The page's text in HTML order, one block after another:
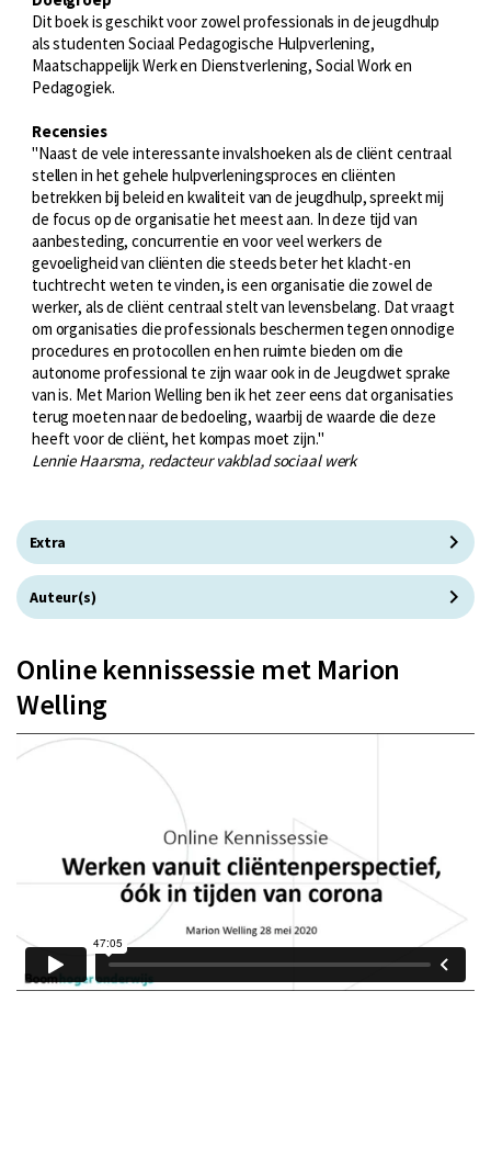
Dit boek is geschikt voor zowel professionals in de jeugdhulp
als studenten Sociaal Pedagogische Hulpverlening,
Maatschappelijk Werk en Dienstverlening, Social Work en
Pedagogiek.
Recensies
"Naast de vele interessante invalshoeken als de cliënt centraal
stellen in het gehele hulpverleningsproces en cliënten
betrekken bij beleid en kwaliteit van de jeugdhulp, spreekt mij
de focus op de organisatie het meest aan. In deze tijd van
aanbesteding, concurrentie en voor veel werkers de
gevoeligheid van cliënten die steeds beter het klacht-en
tuchtrecht weten te vinden, is een organisatie die zowel de
werker, als de cliënt centraal stelt van levensbelang. Dat vraagt
om organisaties die professionals beschermen tegen onnodige
procedures en protocollen en hen ruimte bieden om die
autonome professional te zijn waar ook in de Jeugdwet sprake
van is. Met Marion Welling ben ik het zeer eens dat organisaties
terug moeten naar de bedoeling, waarbij de waarde die deze
heeft voor de cliënt, het kompas moet zijn."
Lennie Haarsma, redacteur vakblad sociaal werk
Extra
Auteur(s)
Online kennissessie met Marion
Welling